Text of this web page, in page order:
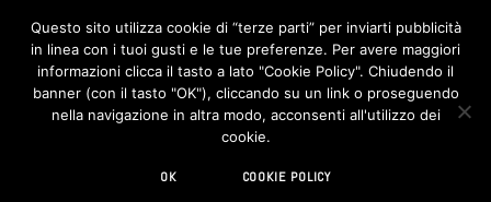
F
c
e
b
o
I
n
s
t
Questo sito utilizza cookie di “terze parti” per inviarti pubblicità
in linea con i tuoi gusti e le tue preferenze. Per avere maggiori
informazioni clicca il tasto a lato "Cookie Policy". Chiudendo il
banner (con il tasto "OK"), cliccando su un link o proseguendo
nella navigazione in altra modo, acconsenti all'utilizzo dei
cookie.
OK COOKIE POLICY